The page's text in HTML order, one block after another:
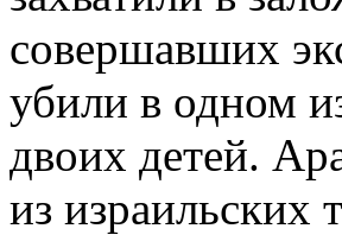
совершавших
убили в одном
двоих детей.
из израильских